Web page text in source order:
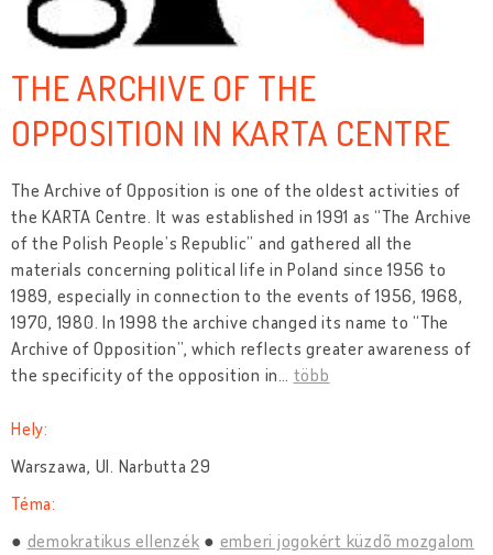
THE ARCHIVE OF THE
OPPOSITION IN KARTA CENTRE
The Archive of Opposition is one of the oldest activities of
the KARTA Centre. It was established in 1991 as “The Archive
of the Polish People’s Republic” and gathered all the
materials concerning political life in Poland since 1956 to
1989, especially in connection to the events of 1956, 1968,
1970, 1980. In 1998 the archive changed its name to “The
Archive of Opposition”, which reflects greater awareness of
the specificity of the opposition in… több
Hely:
Warszawa, Ul. Narbutta 29
Téma:
demokratikus ellenzék
emberi jogokért küzdõ mozgalom